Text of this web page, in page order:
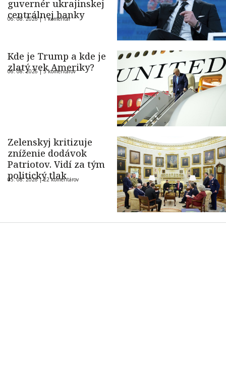
guvernér ukrajinskej
centrálnej banky
06. 08. 2026 |1 komentár
Kde je Trump a kde je
zlatý vek Ameriky?
06. 08. 2026 |5 komentárov
Zelenskyj kritizuje
zníženie dodávok
Patriotov. Vidí za tým
politický tlak
05. 08. 2026 |22 komentárov